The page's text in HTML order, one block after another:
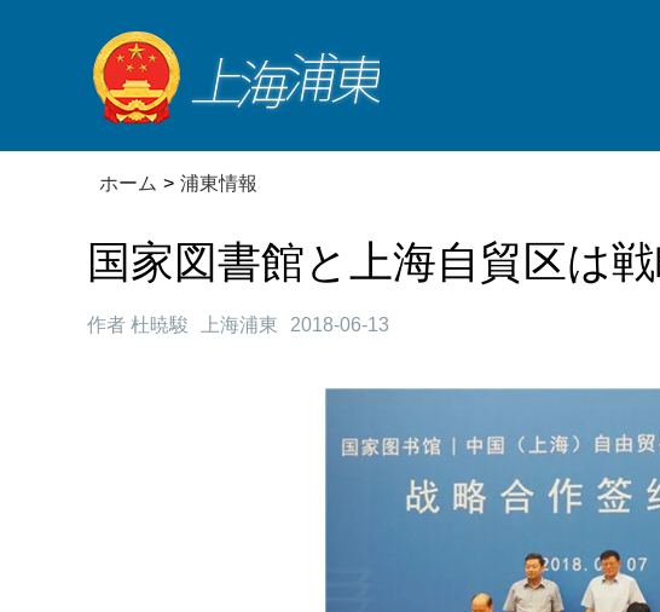
ホーム > 浦東情報
国家図書館と上海自貿区は
作者 杜暁駿 上海浦東 2018-06-13